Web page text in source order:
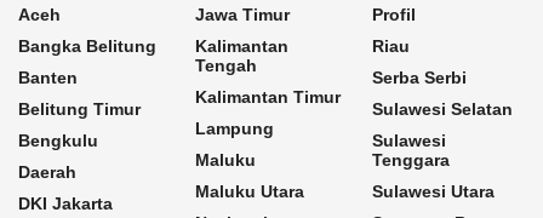
Aceh
Bangka Belitung
Banten
Belitung Timur
Bengkulu
Daerah
DKI Jakarta
Jawa Timur
Kalimantan
Tengah
Kalimantan Timur
Lampung
Maluku
Maluku Utara
Profil
Riau
Serba Serbi
Sulawesi Selatan
Sulawesi
Tenggara
Sulawesi Utara